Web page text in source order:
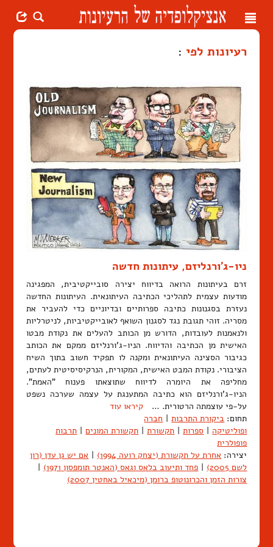
Toggle
רעיונות לפי :
ניו-ג'ורנליזם, עיתונות חדשה
זרם בעיתונות הרואה בדיווח יצירה סובייקטיבית, המפגינה
מודעות עצמית לתהליכי הכתיבה העיתונאית. העיתונות החדשה
נעזרת בסגנונות כתיבה ספרותיים ובדיוניים כדי להעביר את
מסריה. זוהי תגובת נגד לסגנון השואף לאובייקטיביות, לניטרליות
ולנאמנות לעובדות, הדורש מן הכותב להעלים את נקודת מבטו
האישית מן הכתיבה והדיווח. הניו-ג'ורנליזם ממקם את הכותב
כגיבור הסצינה העיתונאית ומקנה לו תפקיד חשוב בתוך השיח
הציבורי. נקודת המבט האישית, המקורית, הנרקיסיסיטית לעתים,
מחליפה את היומרה לדיווח שתוצאתו פענוח "האמת".
הניו-ג'ורנליזם הוא כתיבה המתענגת על עצמה שערכה נשפט
על-פי עוצמתה הרטורית. … קיראו עוד
תחום: ביקורת התרבות | חברה
ופוליטיקה | ספרות | תקשורת | תקשורת המונים | תרבות
פופולרית
יצירה: אחרת על תקשורת (יצחק רועה 1994) | אם יש גן עדן (רון
לשם 2005)
| פחד ותיעוב בלאס וגאס (האנטר תומפסון 1971)
|
צורות הזמן והכרונוטופ ברומן (מיכאיל באחטין 2007)